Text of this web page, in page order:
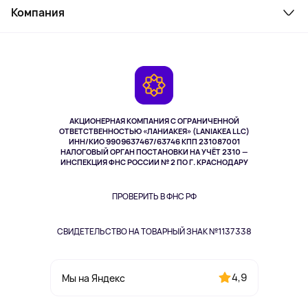
АКЦИОНЕРНАЯ КОМПАНИЯ С ОГРАНИЧЕННОЙ
ОТВЕТСТВЕННОСТЬЮ «ЛАНИАКЕЯ» (LANIAKEA LLC)
ИНН/КИО 9909637467/63746 КПП 231087001
НАЛОГОВЫЙ ОРГАН ПОСТАНОВКИ НА УЧЁТ 2310 —
ИНСПЕКЦИЯ ФНС РОССИИ № 2 ПО Г. КРАСНОДАРУ
ПРОВЕРИТЬ В ФНС РФ
СВИДЕТЕЛЬСТВО НА ТОВАРНЫЙ ЗНАК №1137338
Мы на Яндекс 4,9
Косметика и уход
Здоровье питомцев
Одежда и аксессуары
Как заказать
Компания